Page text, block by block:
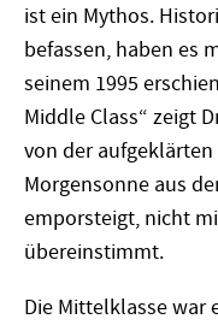
ist ein Mythos.
befassen, haben es
seinem 1995
Middle Class“ zeigt
von der
Morgensonne aus
emporsteigt, nicht
übereinstimmt.
Die Mittelklasse war